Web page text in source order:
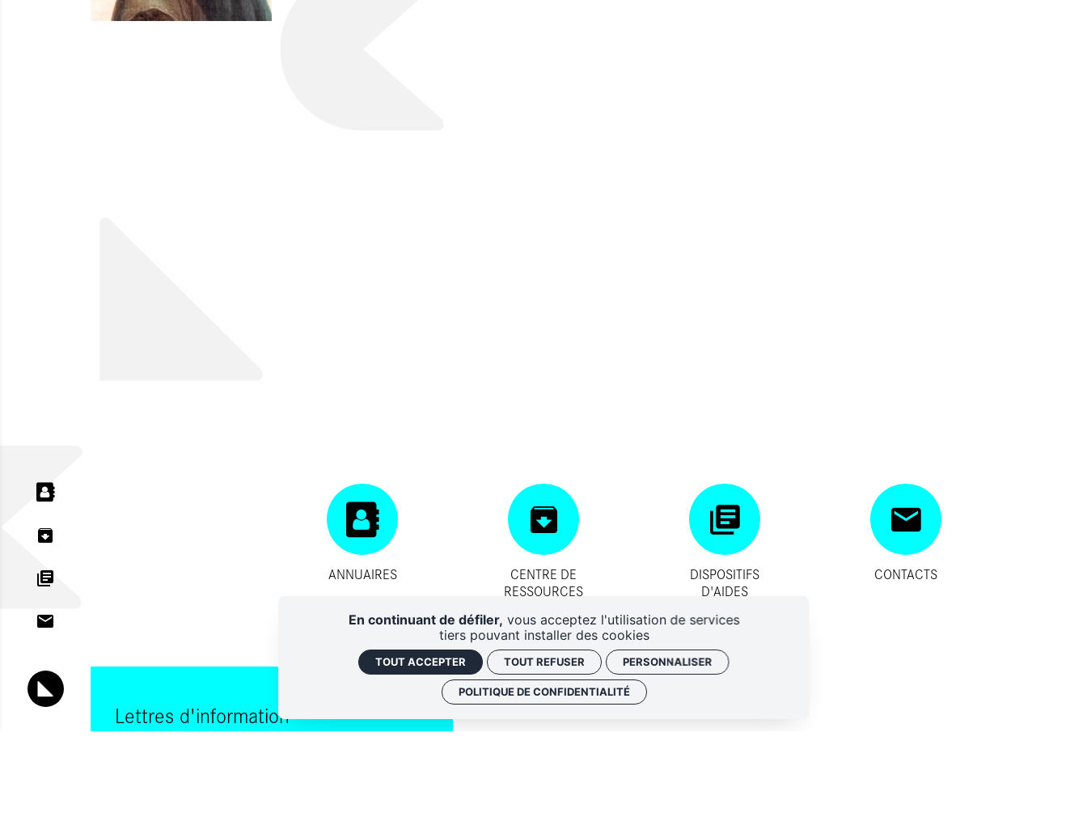
ANNUAIRES
CENTRE DE
RESSOURCES
DISPOSITIFS
D'AIDES
CONTACTS
Lettres d'information
En continuant de défiler, vous acceptez l'utilisation de services
tiers pouvant installer des cookies
TOUT ACCEPTER TOUT REFUSER PERSONNALISER
POLITIQUE DE CONFIDENTIALITÉ